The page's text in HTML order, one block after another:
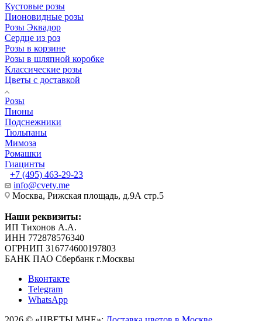
Кустовые розы
Пионовидные розы
Розы Эквадор
Сердце из роз
Розы в корзине
Розы в шляпной коробке
Классические розы
Цветы с доставкой
Розы
Пионы
Подснежники
Тюльпаны
Мимоза
Ромашки
Гиацинты
+7 (495) 463-29-23
info@cvety.me
Москва, Рижская площадь, д.9А стр.5
Наши реквизиты:
ИП Тихонов А.А.
ИНН 772878576340
ОГРНИП 316774600197803
БАНК ПАО Сбербанк г.Москвы
Вконтакте
Telegram
WhatsApp